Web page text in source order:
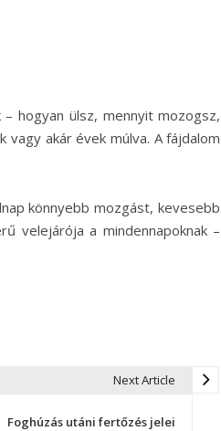
hogyan ülsz, mennyit mozogsz,
akár évek múlva. A fájdalom
könnyebb mozgást, kevesebb
velejárója a mindennapoknak –
Next Article
Foghúzás utáni fertőzés jelei